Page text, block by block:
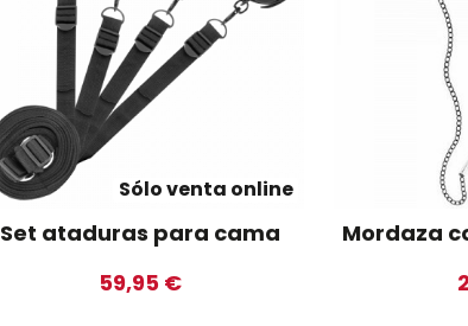
Sólo venta online
Set ataduras para cama
59,95 €
Mordaza